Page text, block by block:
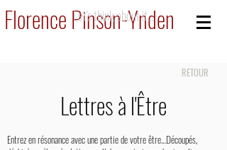
Florence Pinson-Ynden
Let's think about it...
Lettres à l'Être
RETOUR
Entrez en résonance avec une partie de votre être…Découpés,